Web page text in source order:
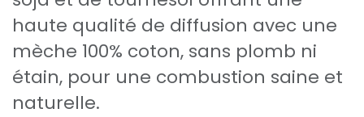
haute qualité de diffusion avec une
mèche 100% coton, sans plomb ni
étain, pour une combustion saine et
naturelle.